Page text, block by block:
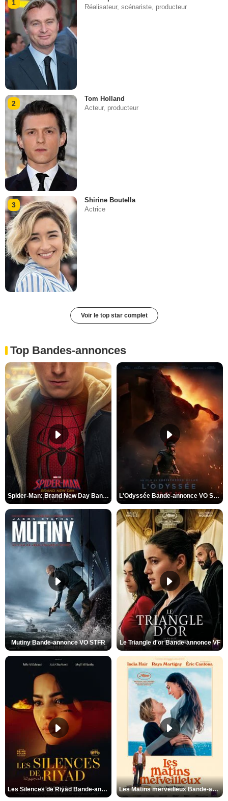
1
Réalisateur, scénariste, producteur
2
Tom Holland
Acteur, producteur
3
Shirine Boutella
Actrice
Voir le top star complet
Top Bandes-annonces
Spider-Man: Brand New Day Bande-annonce VO STFR L'Odyssée Bande-annonce VO STFR
Mutiny Bande-annonce VO STFR Le Triangle d'or Bande-annonce VF
Les Silences de Riyad Bande-annonce VO STFR Les Matins merveilleux Bande-annonce VF